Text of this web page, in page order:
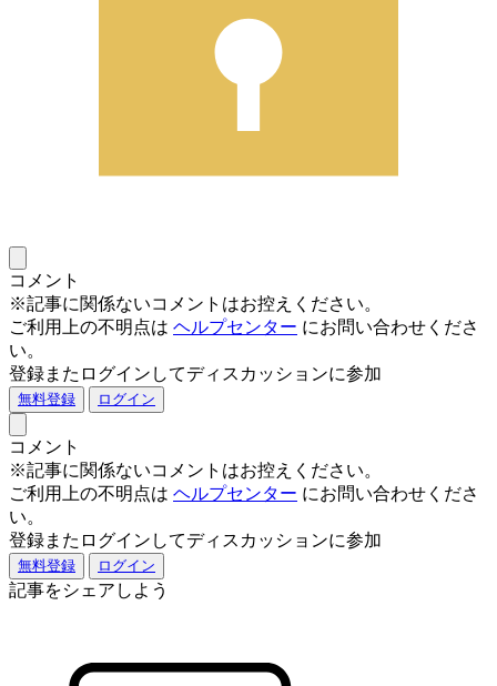
コメント
※記事に関係ないコメントはお控えください。
ご利用上の不明点は ヘルプセンター にお問い合わせくださ
い。
登録またログインしてディスカッションに参加
無料登録 ログイン
コメント
※記事に関係ないコメントはお控えください。
ご利用上の不明点は ヘルプセンター にお問い合わせくださ
い。
登録またログインしてディスカッションに参加
無料登録 ログイン
記事をシェアしよう